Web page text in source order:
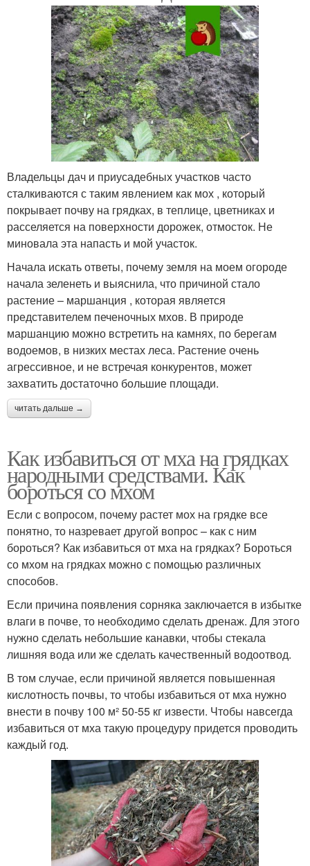
Владельцы дач и приусадебных участков часто
сталкиваются с таким явлением как мох , который
покрывает почву на грядках, в теплице, цветниках и
расселяется на поверхности дорожек, отмосток. Не
миновала эта напасть и мой участок.
Начала искать ответы, почему земля на моем огороде
начала зеленеть и выяснила, что причиной стало
растение – маршанция , которая является
представителем печеночных мхов. В природе
маршанцию можно встретить на камнях, по берегам
водоемов, в низких местах леса. Растение очень
агрессивное, и не встречая конкурентов, может
захватить достаточно большие площади.
читать дальше →
Как избавиться от мха на грядках
народными средствами. Как
бороться со мхом
Если с вопросом, почему растет мох на грядке все
понятно, то назревает другой вопрос – как с ним
бороться? Как избавиться от мха на грядках? Бороться
со мхом на грядках можно с помощью различных
способов.
Если причина появления сорняка заключается в избытке
влаги в почве, то необходимо сделать дренаж. Для этого
нужно сделать небольшие канавки, чтобы стекала
лишняя вода или же сделать качественный водоотвод.
В том случае, если причиной является повышенная
кислотность почвы, то чтобы избавиться от мха нужно
внести в почву 100 м² 50-55 кг извести. Чтобы навсегда
избавиться от мха такую процедуру придется проводить
каждый год.